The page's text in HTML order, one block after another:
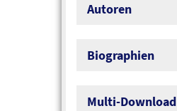
Autoren
Biographien
Multi-Download